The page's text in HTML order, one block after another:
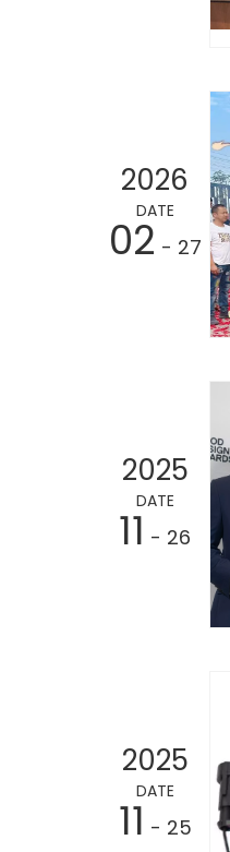
2026
DATE
02 - 27
2025
DATE
11 - 26
2025
DATE
11 - 25